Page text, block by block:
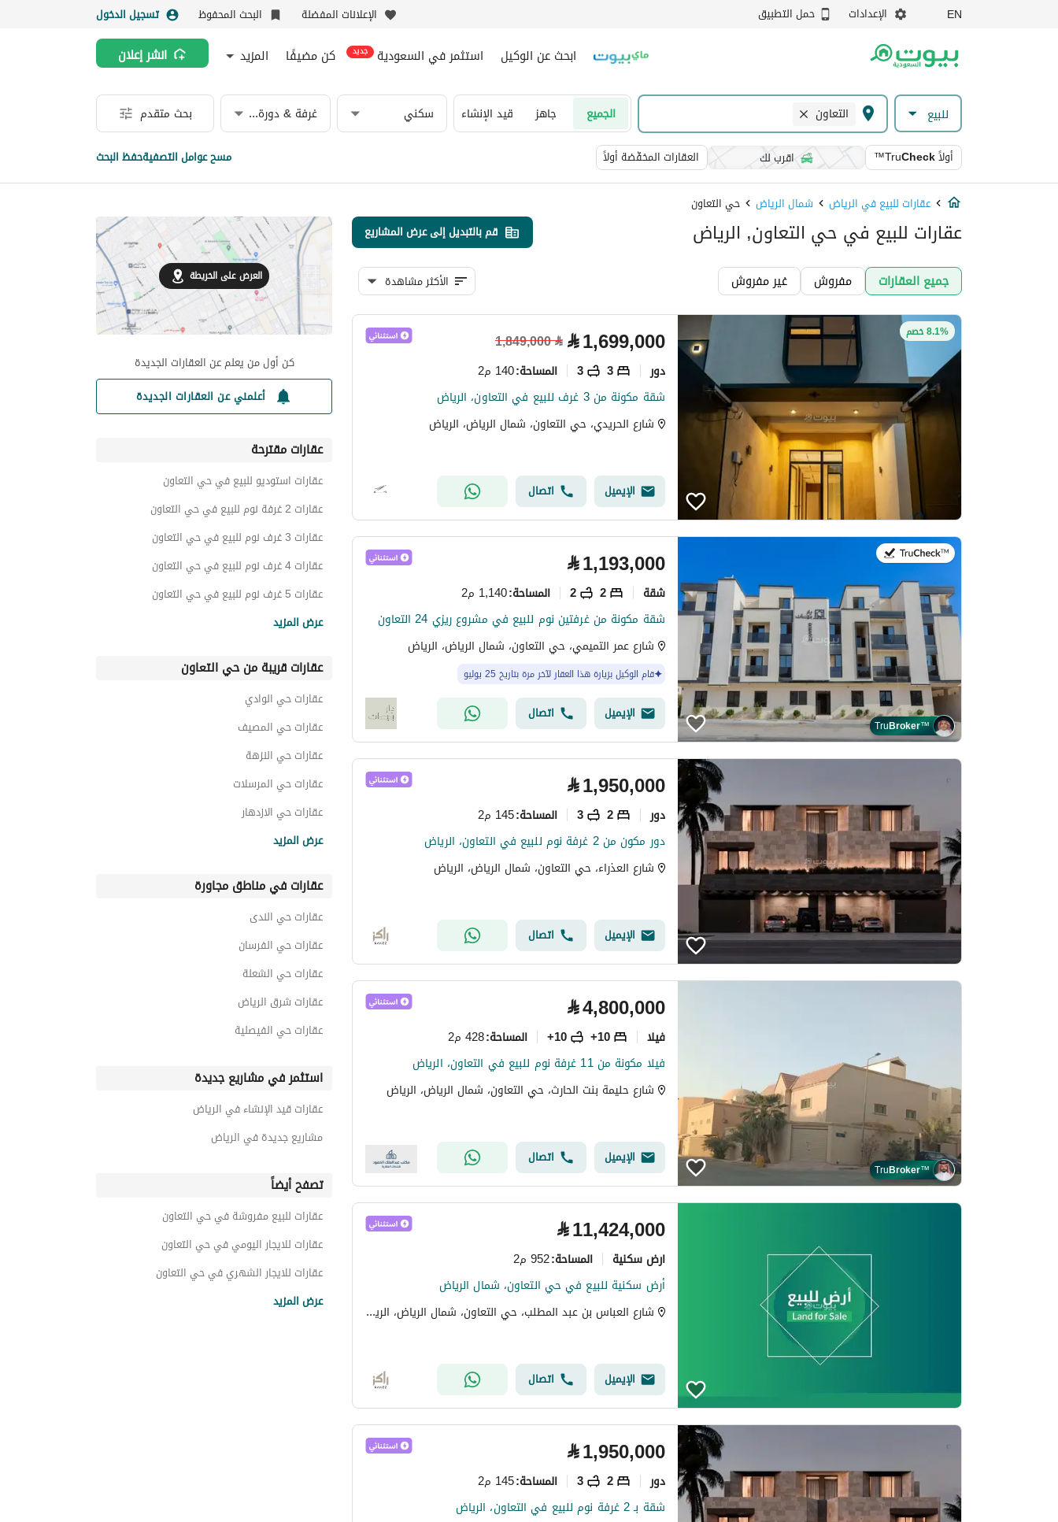
EN الإعدادات حمل التطبيق الإعلانات المفضلة البحث المحفوظ تسجيل الدخول
ابحث عن الوكيل استثمر في السعودية جديد كن مضيفًا المزيد انشر إعلان
للبيع التعاون الجميع جاهز قيد الإنشاء سكني غرفة & دورة مياه بحث متقدم
أولاً ™TruCheck اقرب لك العقارات المخفّضة أولاً مسح عوامل التصفيةحفظ البحث
عقارات للبيع في الرياض شمال الرياض حي التعاون
عقارات للبيع في حي التعاون, الرياض قم بالتبديل إلى عرض المشاريع
جميع العقارات مفروش غير مفروش الأكثر مشاهدة
8.1% خصم ⃁1,699,000
⃁
1,849,000
دور 3
3 المساحة:140 م2
شقة مكونة من 3 غرف للبيع في التعاون، الرياض
شارع الحريدي، حي التعاون، شمال الرياض، الرياض
الإيميل اتصال
TruBroker™
⃁1,193,000
شقة 2
2 المساحة:1,140 م2
شقة مكونة من غرفتين نوم للبيع في مشروع ريزي 24 التعاون
شارع عمر التميمي، حي التعاون، شمال الرياض، الرياض
قام الوكيل بزيارة هذا العقار لآخر مرة بتاريخ 25 يوليو
الإيميل اتصال
⃁1,950,000
دور 2
3 المساحة:145 م2
دور مكون من 2 غرفة نوم للبيع في التعاون، الرياض
شارع العذراء، حي التعاون، شمال الرياض، الرياض
الإيميل اتصال
TruBroker™
⃁4,800,000
فیلا 10+
10+ المساحة:428 م2
فيلا مكونة من 11 غرفة نوم للبيع في التعاون، الرياض
شارع حليمة بنت الحارث، حي التعاون، شمال الرياض، الرياض
الإيميل اتصال
⃁11,424,000
ارض سكنية المساحة:952 م2
أرض سكنية للبيع في حي التعاون، شمال الرياض
شارع العباس بن عبد المطلب، حي التعاون، شمال الرياض، الرياض
الإيميل اتصال
⃁1,950,000
دور 2
3 المساحة:145 م2
شقة بـ 2 غرفة نوم للبيع في التعاون، الرياض
العرض على الخريطة
كن أول من يعلم عن العقارات الجديدة
أعلمني عن العقارات الجديدة
عقارات مقترحة
عقارات استوديو للبيع في حي التعاون
عقارات 2 غرفة نوم للبيع في حي التعاون
عقارات 3 غرف نوم للبيع في حي التعاون
عقارات 4 غرف نوم للبيع في حي التعاون
عقارات 5 غرف نوم للبيع في حي التعاون
اراضي سكنية للبيع في حي التعاون
ادوار للبيع في حي التعاون
عرض المزيد
عقارات قريبة من حي التعاون
عقارات حي الوادي
عقارات حي المصيف
عقارات حي النزهة
عقارات حي المرسلات
عقارات حي الازدهار
عقارات حي النفل
عقارات حي المغرزات
عقارات حي الملك فهد
عرض المزيد
عقارات في مناطق مجاورة
عقارات حي الندى
عقارات حي الفرسان
عقارات حي الشعلة
عقارات شرق الرياض
عقارات حي الفيصلية
استثمر في مشاريع جديدة
عقارات قيد الإنشاء في الرياض
مشاريع جديدة في الرياض
تصفح أيضاً
عقارات للبيع مفروشة في حي التعاون
عقارات للايجار اليومي في حي التعاون
عقارات للايجار الشهري في حي التعاون
عرض المزيد